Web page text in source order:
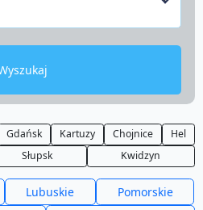
Gdańsk Kartuzy Chojnice
Hel
Słupsk Kwidzyn
Lubuskie
Pomorskie